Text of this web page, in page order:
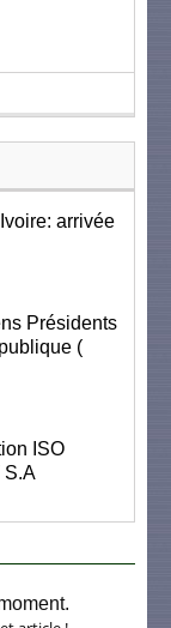
arrivée
Présidents
(
ISO
S.A